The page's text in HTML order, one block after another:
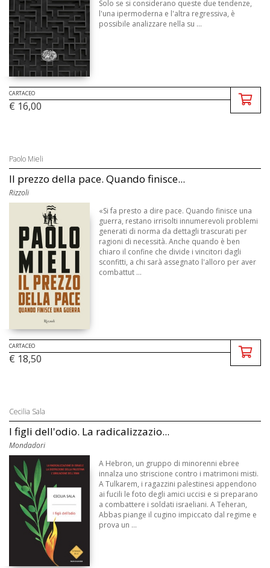
Solo se si considerano queste due tendenze,
l'una ipermoderna e l'altra regressiva, è
possibile analizzare nella su ...
CARTACEO
€ 16,00
Paolo Mieli
Il prezzo della pace. Quando finisce...
Rizzoli
«Si fa presto a dire pace. Quando finisce una
guerra, restano irrisolti innumerevoli problemi
generati di norma da dettagli trascurati per
ragioni di necessità. Anche quando è ben
chiaro il confine che divide i vincitori dagli
sconfitti, a chi sarà assegnato l'alloro per aver
combattut ...
CARTACEO
€ 18,50
Cecilia Sala
I figli dell'odio. La radicalizzazio...
Mondadori
A Hebron, un gruppo di minorenni ebree
innalza uno striscione contro i matrimoni misti.
A Tulkarem, i ragazzini palestinesi appendono
ai fucili le foto degli amici uccisi e si preparano
a combattere i soldati israeliani. A Teheran,
Abbas piange il cugino impiccato dal regime e
prova un ...